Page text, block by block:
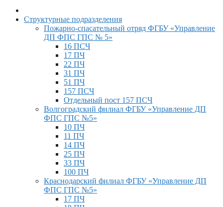
Структурные подразделения
Пожарно-спасательный отряд ФГБУ «Управление
ДП ФПС ГПС № 5»
16 ПСЧ
17 ПЧ
22 ПЧ
31 ПЧ
51 ПЧ
157 ПСЧ
Отдельный пост 157 ПСЧ
Волгоградский филиал ФГБУ «Управление ДП
ФПС ГПС №5»
10 ПЧ
11 ПЧ
14 ПЧ
25 ПЧ
33 ПЧ
100 ПЧ
Краснодарский филиал ФГБУ «Управление ДП
ФПС ГПС №5»
17 ПЧ